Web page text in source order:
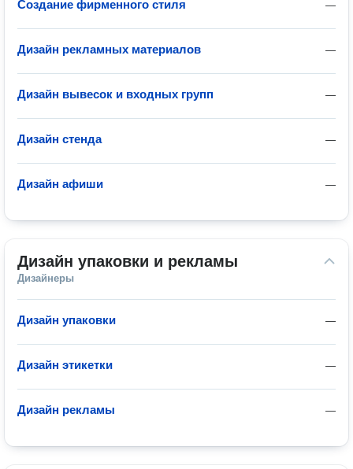
—
Создание фирменного стиля
—
Дизайн рекламных материалов
—
Дизайн вывесок и входных групп
—
Дизайн стенда
—
Дизайн афиши
Дизайн упаковки и рекламы
Дизайнеры
—
Дизайн упаковки
—
Дизайн этикетки
—
Дизайн рекламы